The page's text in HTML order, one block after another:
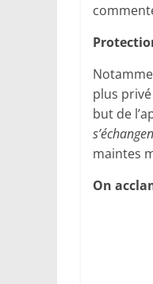
plus
but de
maintes
On